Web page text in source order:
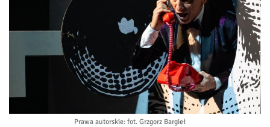
Prawa autorskie: fot. Grzgorz Bargieł